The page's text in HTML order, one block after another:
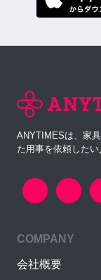
ANYTIMESは、家
た用事を依頼した
COMPANY
会社概要